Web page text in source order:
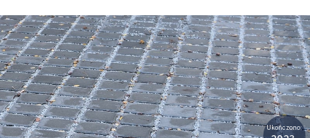
Kliknij, aby powiększyć
Ukończono: